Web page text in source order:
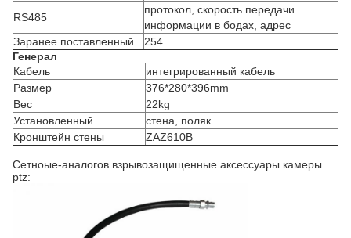
RS485
протокол, скорость передачи
информации в бодах, адрес
Заранее поставленный
254
Генерал
Кабель
интегрированный кабель
Размер
376*280*396mm
Вес
22kg
Установленный
стена, поляк
Кронштейн стены
ZAZ610B
Сетноые-аналогов взрывозащищенные аксессуары камеры
ptz: